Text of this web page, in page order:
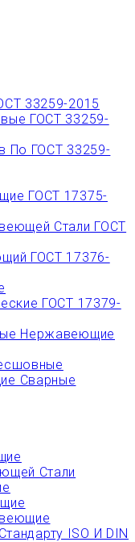
33259-2015
ГОСТ 33259-
По ГОСТ 33259-
ГОСТ 17375-
Стали ГОСТ
ГОСТ 17376-
ГОСТ 17379-
Нержавеющие
Сварные
Стали
ISO И DIN